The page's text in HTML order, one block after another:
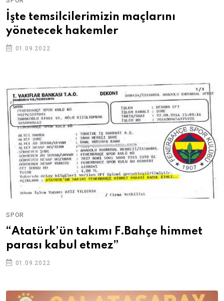
İşte temsilcilerimizin maçlarını
yönetecek hakemler
01.09.2022
SPOR
“Atatürk’ün takımı F.Bahçe himmet
parası kabul etmez”
01.09.2022